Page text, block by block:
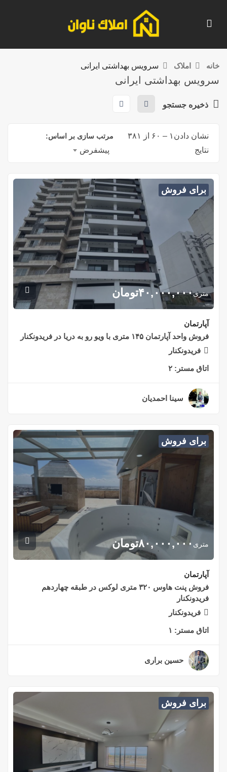
خانه املاک سرویس بهداشتی ایرانی
سرویس بهداشتی ایرانی
ذخیره جستجو
نشان دادن ۱ – ۶۰
از ۳۸۱
نتایج
مرتب سازی بر اساس:
پیشفرض
برای فروش
متری۴۰,۰۰۰,۰۰۰تومان
آپارتمان
فروش واحد آپارتمان ۱۴۵ متری با ویو رو به دریا در فریدونکنار
فریدونکنار
اتاق مستر: ۲
سینا احمدیان
برای فروش
متری ۸۰,۰۰۰,۰۰۰تومان
آپارتمان
فروش پنت هاوس ۳۲۰ متری لوکس در طبقه چهاردهم
فریدونکنار
فریدونکنار
اتاق مستر: ۱
حسین براری
برای فروش